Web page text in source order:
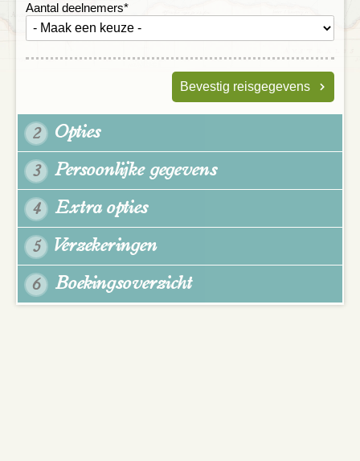
Aantal deelnemers*
Bevestig reisgegevens
2 Opties
3 Persoonlijke gegevens
4 Extra opties
5 Verzekeringen
6 Boekingsoverzicht